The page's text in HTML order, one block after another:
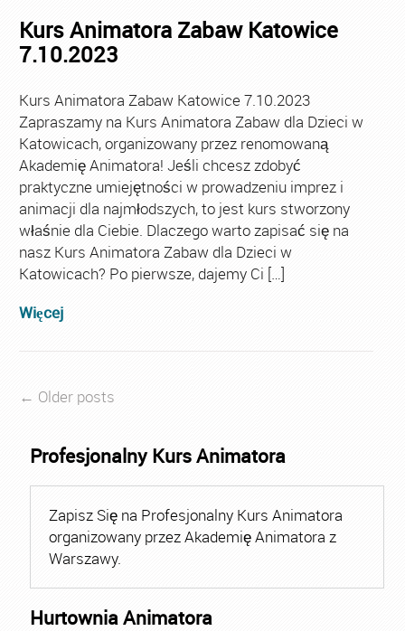
Kurs Animatora Zabaw Katowice
7.10.2023
Kurs Animatora Zabaw Katowice 7.10.2023
Zapraszamy na Kurs Animatora Zabaw dla Dzieci w
Katowicach, organizowany przez renomowaną
Akademię Animatora! Jeśli chcesz zdobyć
praktyczne umiejętności w prowadzeniu imprez i
animacji dla najmłodszych, to jest kurs stworzony
właśnie dla Ciebie. Dlaczego warto zapisać się na
nasz Kurs Animatora Zabaw dla Dzieci w
Katowicach? Po pierwsze, dajemy Ci […]
Więcej
← Older posts
Profesjonalny Kurs Animatora
Zapisz Się na Profesjonalny Kurs Animatora
organizowany przez Akademię Animatora z
Warszawy.
Hurtownia Animatora